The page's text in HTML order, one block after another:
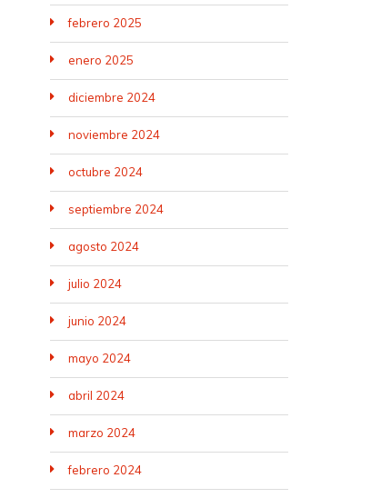
febrero 2025
enero 2025
diciembre 2024
noviembre 2024
octubre 2024
septiembre 2024
agosto 2024
julio 2024
junio 2024
mayo 2024
abril 2024
marzo 2024
febrero 2024